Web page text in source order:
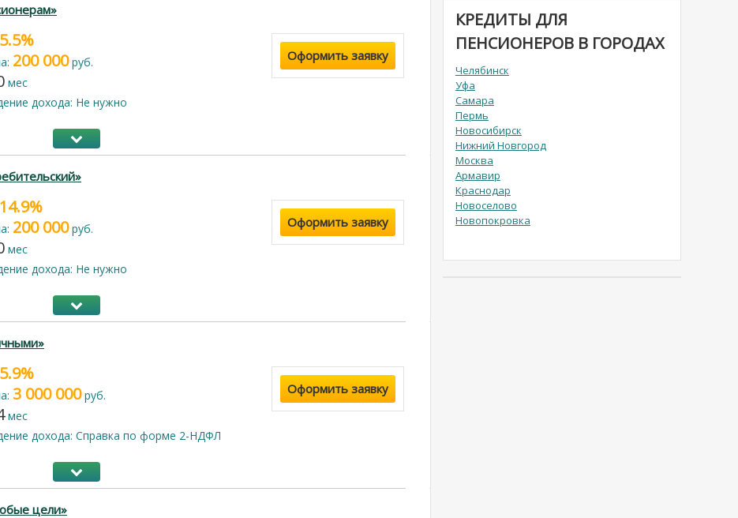
5.5%
200 000руб.
мес
дохода: Не нужно
Оформить заявку
14.9%
200 000руб.
мес
дохода: Не нужно
Оформить заявку
5.9%
3 000 000руб.
мес
дохода: Справка по форме 2-НДФЛ
Оформить заявку
цели»
КРЕДИТЫ ДЛЯ
ПЕНСИОНЕРОВ В ГОРОДАХ
Челябинск
Уфа
Самара
Пермь
Новосибирск
Нижний Новгород
Москва
Армавир
Краснодар
Новоселово
Новопокровка